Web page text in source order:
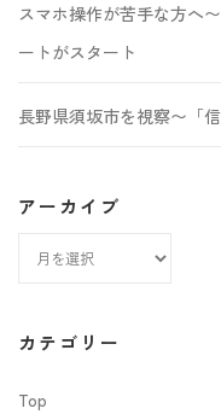
スマホ操作が苦手な方へ
ートがスタート
長野県須坂市を視察〜「
アーカイブ
カ
ブ
カテゴリー
Top